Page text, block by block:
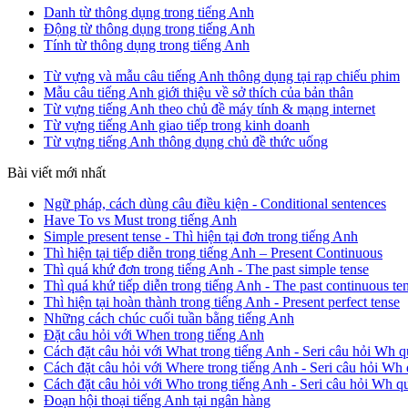
Danh từ thông dụng trong tiếng Anh
Động từ thông dụng trong tiếng Anh
Tính từ thông dụng trong tiếng Anh
Từ vựng và mẫu câu tiếng Anh thông dụng tại rạp chiếu phim
Mẫu câu tiếng Anh giới thiệu về sở thích của bản thân
Từ vựng tiếng Anh theo chủ đề máy tính & mạng internet
Từ vựng tiếng Anh giao tiếp trong kinh doanh
Từ vựng tiếng Anh thông dụng chủ đề thức uống
Bài viết mới nhất
Ngữ pháp, cách dùng câu điều kiện - Conditional sentences
Have To vs Must trong tiếng Anh
Simple present tense - Thì hiện tại đơn trong tiếng Anh
Thì hiện tại tiếp diễn trong tiếng Anh – Present Continuous
Thì quá khứ đơn trong tiếng Anh - The past simple tense
Thì quá khứ tiếp diễn trong tiếng Anh - The past continuous
Thì hiện tại hoàn thành trong tiếng Anh - Present perfect tense
Những cách chúc cuối tuần bằng tiếng Anh
Đặt câu hỏi với When trong tiếng Anh
Cách đặt câu hỏi với What trong tiếng Anh - Seri câu hỏi Wh
Cách đặt câu hỏi với Where trong tiếng Anh - Seri câu hỏi Wh
Cách đặt câu hỏi với Who trong tiếng Anh - Seri câu hỏi Wh
Đoạn hội thoại tiếng Anh tại ngân hàng